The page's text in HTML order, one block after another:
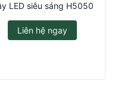
LED siêu sáng H5050
Liên hệ ngay